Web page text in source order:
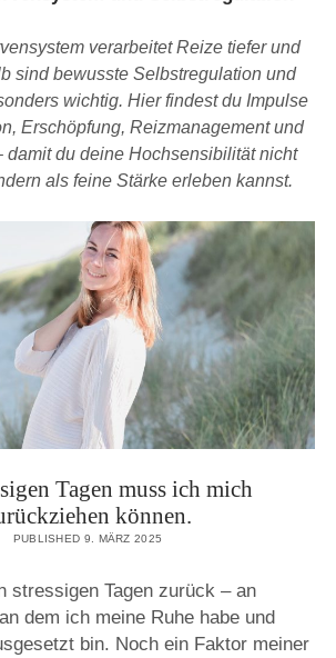
VERSTEHEN – EIN PRAXISGUIDE
DURCH KINDERWUNSCH UND
SCHWANGERSCHAFT
ÜBER MICH
menu
IMPRESSUM
EINSTELLUNGEN ÄNDERN
PRIVATSPHÄRE-EINSTELLUNGEN
WIDERRUFEN
instagram
pinterest
verarbeitet Reize tiefer und
sind bewusste Selbstregulation und
wichtig. Hier findest du Impulse
Erschöpfung, Reizmanagement und
damit du deine Hochsensibilität nicht
als feine Stärke erleben kannst.
Tagen muss ich mich
können.
PUBLISHED 9. MÄRZ 2025
stressigen Tagen zurück – an
dem ich meine Ruhe habe und
bin. Noch ein Faktor meiner